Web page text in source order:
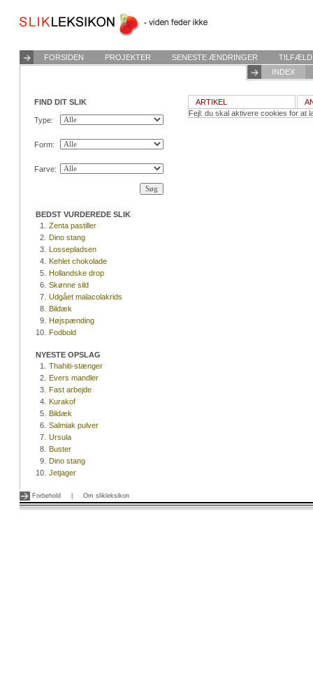
FORSIDEN PROJEKTER SENESTE ÆNDRINGER
INDEX
FIND DIT SLIK
Type:
Form:
Farve:
BEDST VURDEREDE SLIK
1.
Zenta pastiller
2. Dino stang
3. Lossepladsen
4. Kehlet chokolade
5. Hollandske drop
6. Skønne sild
7. Udgået malacolakrids
8. Bildæk
9. Højspænding
10. Fodbold
NYESTE OPSLAG
1.
Thahiti-stænger
2. Evers mandler
3. Fast arbejde
4. Kurakof
5. Bildæk
6. Salmiak pulver
7. Ursula
8. Buster
9. Dino stang
10. Jetjager
ARTIKEL
Fejl: du skal aktivere cookies for at
Forbehold Om slikleksikon